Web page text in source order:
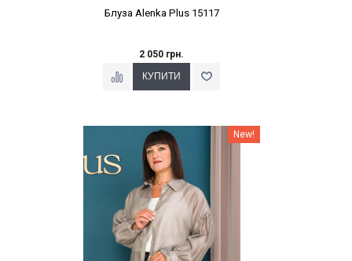
Блуза Alenka Plus 15117
2 050 грн.
Наклейки Варіант з % New!